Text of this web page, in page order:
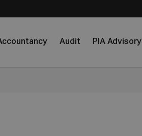
Audit PIA Advisory